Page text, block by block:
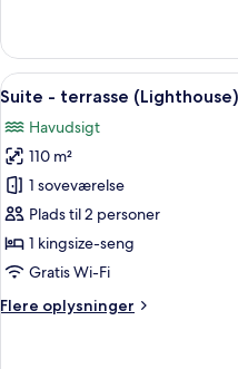
værelse
bjergudsigt
Indlæs
alle
billeder
af
Suite
-
terrasse
(Lighthouse)
9
Suite - terrasse (Lighthouse)
Havudsigt
110 m²
1 soveværelse
Plads til 2 personer
1 kingsize-seng
Gratis Wi-Fi
Flere oplysninger
Flere